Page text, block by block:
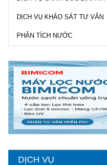
DỊCH VỤ KHẢO SÁT TƯ VẤN
PHÂN TÍCH NƯỚC
DỊCH VỤ